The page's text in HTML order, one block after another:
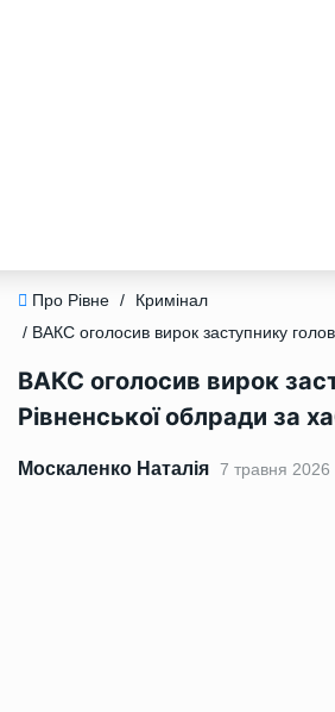
Про Рівне /
Кримінал
ВАКС оголосив вирок
Рівненської облради за
Москаленко Наталія 7 травня 2026